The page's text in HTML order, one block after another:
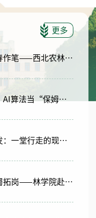
更多
青山为卷、青春作笔——西北农林科技大学青年学子深入秦岭探寻“两山”密码
集装箱里种菜，AI算法当“保姆”？这群大学生在杨凌，找到了“新质生产力”的答案
从产业一线出发：一堂行走的现代农业“就业课”
西农寻林・川蜀拓岗——林学院赴成都开展就业实践探访